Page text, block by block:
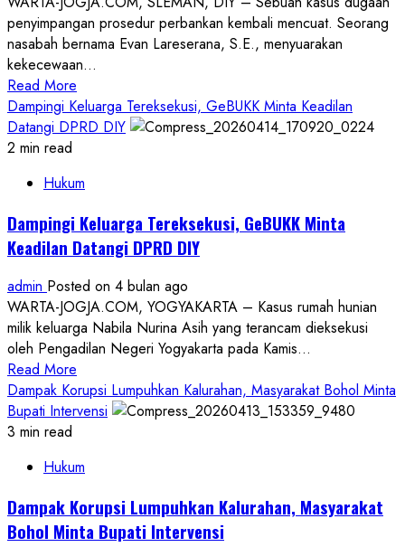
Terlapor
penyimpangan prosedur perbankan kembali mencuat. Seorang
nasabah bernama Evan Lareserana, S.E., menyuarakan
kekecewaan...
Read More
more
about
Bank
Status
Kredit
Sepihak,
Nasabah
Rugi
Jutaan
Dampingi Keluarga Tereksekusi, GeBUKK Minta Keadilan
Datangi DPRD DIY
2 min read
Hukum
Dampingi Keluarga Tereksekusi, GeBUKK Minta
Keadilan Datangi DPRD DIY
admin Posted on 4 bulan ago
WARTA-JOGJA.COM, YOGYAKARTA – Kasus rumah hunian
milik keluarga Nabila Nurina Asih yang terancam dieksekusi
oleh Pengadilan Negeri Yogyakarta pada Kamis...
Read More
more
about
Tereksekusi,
Minta
Keadilan
Dampak Korupsi Lumpuhkan Kalurahan, Masyarakat Bohol Minta
Bupati Intervensi
3 min read
Hukum
Dampak Korupsi Lumpuhkan Kalurahan, Masyarakat
Bohol Minta Bupati Intervensi